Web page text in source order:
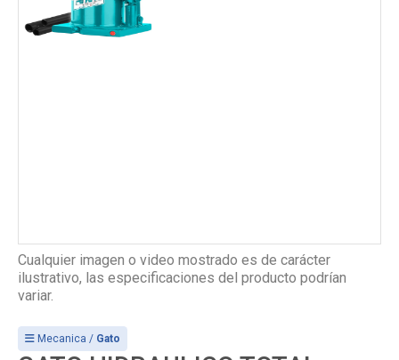
Cualquier imagen o video mostrado es de carácter
ilustrativo, las especificaciones del producto podrían
variar.
Mecanica / Gato